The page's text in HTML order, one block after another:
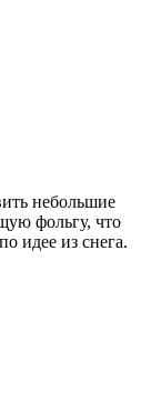
небольшие
фольгу, что
идее из снега.